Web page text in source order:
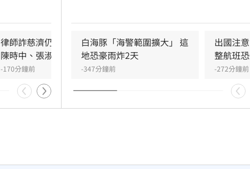
律師詐慈濟仍接機BNT 同框
陳時中、張淑芬
-170分鐘前
鍾年晃怒批蔣萬安：你這四
年是「偷來的」
山區降雨機率高，台中以北山區更有豪雨風險
白海豚「海警範圍擴大」 這
地恐豪雨炸2天
-347分鐘前
出國注
整航班恐
-272分鐘前